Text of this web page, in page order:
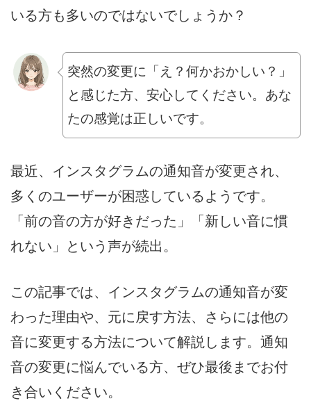
いる方も多いのではないでしょうか？
突然の変更に「え？何かおかしい？」
と感じた方、安心してください。あな
たの感覚は正しいです。
最近、インスタグラムの通知音が変更され、
多くのユーザーが困惑しているようです。
「前の音の方が好きだった」「新しい音に慣
れない」という声が続出。
この記事では、インスタグラムの通知音が変
わった理由や、元に戻す方法、さらには他の
音に変更する方法について解説します。通知
音の変更に悩んでいる方、ぜひ最後までお付
き合いください。